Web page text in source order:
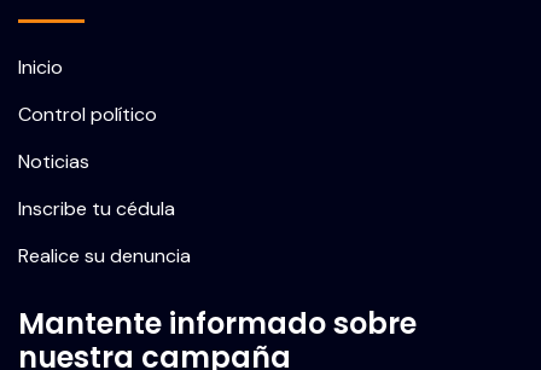
Inicio
Control político
Noticias
Inscribe tu cédula
Realice su denuncia
Mantente informado sobre
nuestra campaña